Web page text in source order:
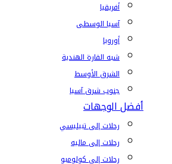
أفريقيا
آسيا الوسطى
أوروبا
شبه القارة الهندية
الشرق الأوسط
جنوب شرق آسيا
أفضل الوجهات
رحلات إلى تبيليسي
رحلات إلى ماليه
رحلات إلى كولومبو